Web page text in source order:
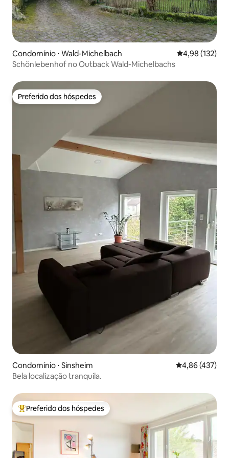
Condomínio ⋅ Wald-Michelbach 4,98 de uma
4,98 (132)
Schönlebenhof no Outback Wald-Michelbachs
Preferido dos hóspedes
Preferido dos hóspedes
Condomínio ⋅ Sinsheim 4,86 de uma
4,86 (437)
Bela localização tranquila.
Entre os melhores preferidos dos hóspedes
Preferido dos hóspedes